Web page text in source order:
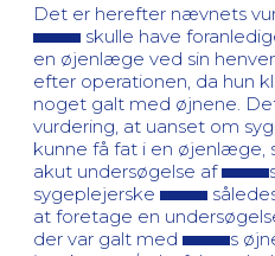
Det er herefter nævnets
skulle have
en øjenlæge ved sin
efter operationen, da hun
noget galt med øjnene.
vurdering, at uanset om
kunne få fat i en øjenlæge,
akut undersøgelse af
sygeplejerske
at foretage en
der var galt med
s